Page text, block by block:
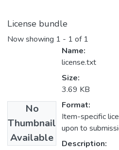
License bundle
Now showing 1 - 1 of 1
No
Thumbnail
Available
Name:
license.txt
Size:
3.69 KB
Format:
Item-specific
upon to
Description: